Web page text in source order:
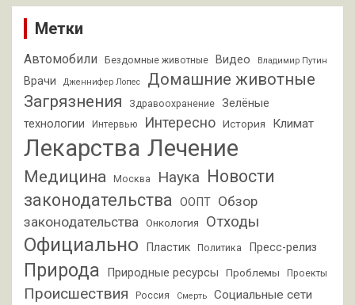
Метки
Автомобили Бездомные животные Видео Владимир Путин
Врачи Дженнифер Лопес
Домашние животные
Загрязнения
Здравоохранение
Зелёные
технологии
Интервью Интересно История Климат
Лекарства Лечение
Медицина Москва Наука Новости
законодательства ООПТ Обзор
законодательства Онкология Отходы
Официально Пластик Политика Пресс-релиз
Природа Природные ресурсы Проблемы Проекты
Происшествия Россия Смерть Социальные сети